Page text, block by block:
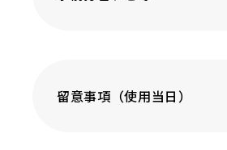
留意事項（使用当日）